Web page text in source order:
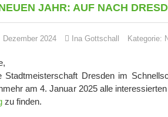
JAHR: AUF NACH
2024 Ina Gottschall Kategorie:
Stadtmeisterschaft Dresden im
am 4. Januar 2025 alle
zu finden.